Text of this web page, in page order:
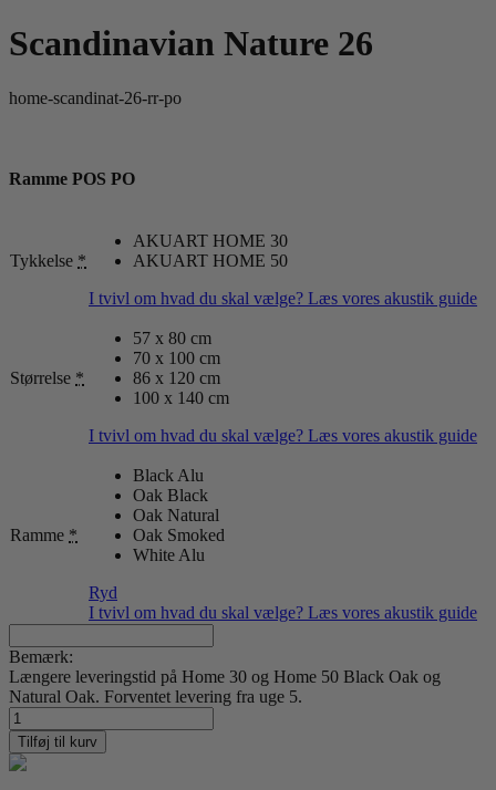
Scandinavian Nature 26
home-scandinat-26-rr-po
Ramme POS PO
Tykkelse *
AKUART HOME 30
AKUART HOME 50
I tvivl om hvad du skal vælge? Læs vores akustik guide
Størrelse *
57 x 80 cm
70 x 100 cm
86 x 120 cm
100 x 140 cm
I tvivl om hvad du skal vælge? Læs vores akustik guide
Ramme *
Black Alu
Oak Black
Oak Natural
Oak Smoked
White Alu
Ryd
I tvivl om hvad du skal vælge? Læs vores akustik guide
Bemærk:
Længere leveringstid på Home 30 og Home 50 Black Oak og
Natural Oak. Forventet levering fra uge 5.
Scandinavian
Nature
26
antal
Tilføj til kurv